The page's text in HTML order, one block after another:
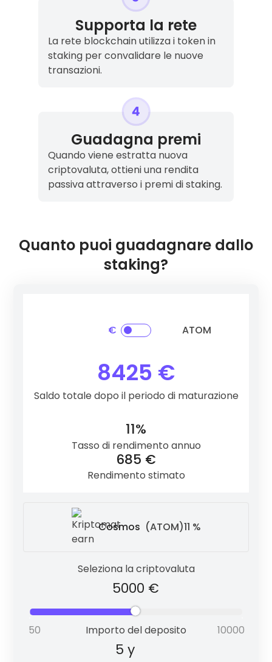
Supporta la rete
La rete blockchain utilizza i token in
staking per convalidare le nuove
transazioni.
Guadagna premi
Quando viene estratta nuova
criptovaluta, ottieni una rendita
passiva attraverso i premi di staking.
Quanto puoi guadagnare dallo
staking?
€ ATOM
8425 €
Saldo totale dopo il periodo di maturazione
11%
Tasso di rendimento annuo
685 €
Rendimento stimato
Cosmos (ATOM)11 %
Ethereum(ETH) 3 %
Cardano(ADA) 6 %
Polkadot(DOT)9 %
Cosmos(ATOM)
Seleziona la criptovaluta
Importo del deposito